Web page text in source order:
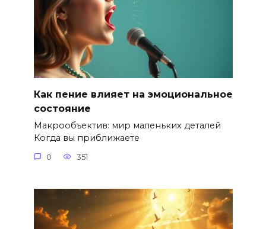
Как пение влияет на эмоциональное
состояние
Макрообъектив: мир маленьких деталей
Когда вы приближаете
0 351